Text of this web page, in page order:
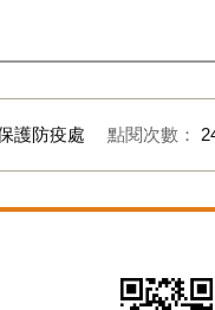
護防疫處 點閱次數：